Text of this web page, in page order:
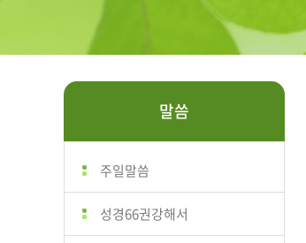
말씀
주일말씀
성경66권강해서